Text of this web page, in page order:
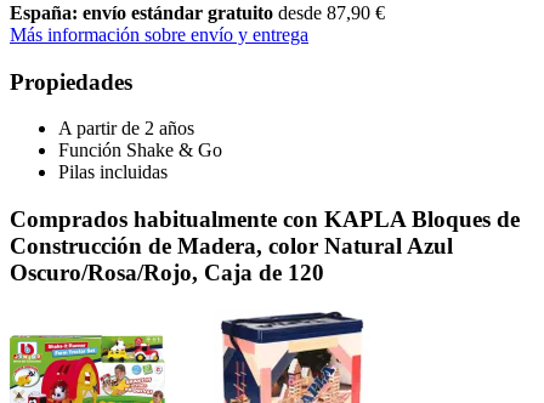
España: envío estándar gratuito desde 87,90 €
Más información sobre envío y entrega
Propiedades
A partir de 2 años
Función Shake & Go
Pilas incluidas
Comprados habitualmente con KAPLA Bloques de
Construcción de Madera, color Natural Azul
Oscuro/Rosa/Rojo, Caja de 120